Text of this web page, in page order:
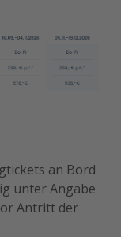
an Bord
unter Angabe
Antritt der